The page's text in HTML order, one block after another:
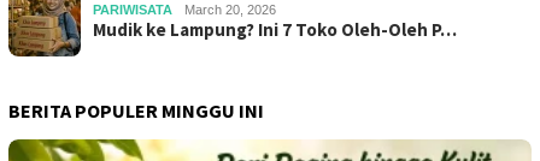
PARIWISATA March 20, 2026
Mudik ke Lampung? Ini 7 Toko Oleh-Oleh P…
BERITA POPULER MINGGU INI